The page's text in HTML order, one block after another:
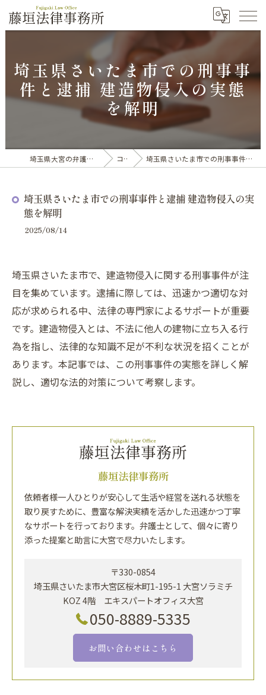
埼玉県さいたま市での刑事事
件と逮捕 建造物侵入の実態
を解明
埼玉県大宮の弁護士なら藤垣法律事務所 コラム 埼玉県さいたま市での刑事事件と逮捕 建造物侵入の実態を解明
埼玉県さいたま市での刑事事件と逮捕 建造物侵入の実
態を解明
2025/08/14
埼玉県さいたま市で、建造物侵入に関する刑事事件が注
目を集めています。逮捕に際しては、迅速かつ適切な対
応が求められる中、法律の専門家によるサポートが重要
です。建造物侵入とは、不法に他人の建物に立ち入る行
為を指し、法律的な知識不足が不利な状況を招くことが
あります。本記事では、この刑事事件の実態を詳しく解
説し、適切な法的対策について考察します。
藤垣法律事務所
依頼者様一人ひとりが安心して生活や経営を送れる状態を
取り戻すために、豊富な解決実績を活かした迅速かつ丁寧
なサポートを行っております。弁護士として、個々に寄り
添った提案と助言に大宮で尽力いたします。
〒330-0854
埼玉県さいたま市大宮区桜木町1-195-1 大宮ソラミチ
KOZ 4階 エキスパートオフィス大宮
050-8889-5335
お問い合わせはこちら